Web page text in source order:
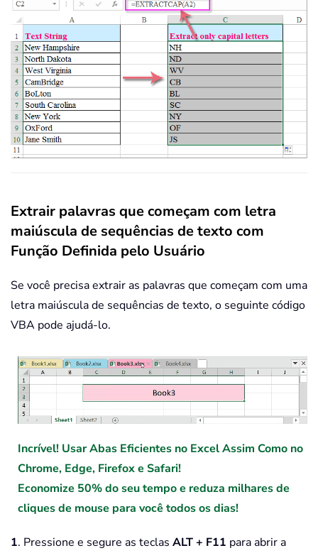
Extrair palavras que começam com letra
maiúscula de sequências de texto com
Função Definida pelo Usuário
Se você precisa extrair as palavras que começam com uma
letra maiúscula de sequências de texto, o seguinte código
VBA pode ajudá-lo.
Incrível! Usar Abas Eficientes no Excel Assim Como no
Chrome, Edge, Firefox e Safari!
Economize 50% do seu tempo e reduza milhares de
cliques de mouse para você todos os dias!
1. Pressione e segure as teclas ALT + F11 para abrir a